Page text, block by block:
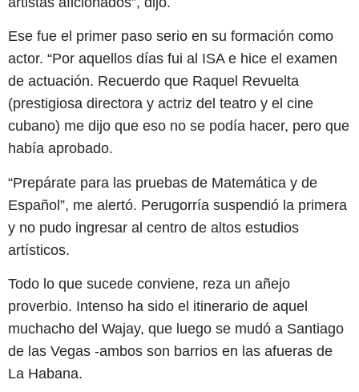
Ese fue el primer paso serio en su formación como
actor. “Por aquellos días fui al ISA e hice el examen
de actuación. Recuerdo que Raquel Revuelta
(prestigiosa directora y actriz del teatro y el cine
cubano) me dijo que eso no se podía hacer, pero que
había aprobado.
“Prepárate para las pruebas de Matemática y de
Español”, me alertó. Perugorría suspendió la primera
y no pudo ingresar al centro de altos estudios
artísticos.
Todo lo que sucede conviene, reza un añejo
proverbio. Intenso ha sido el itinerario de aquel
muchacho del Wajay, que luego se mudó a Santiago
de las Vegas -ambos son barrios en las afueras de
La Habana.